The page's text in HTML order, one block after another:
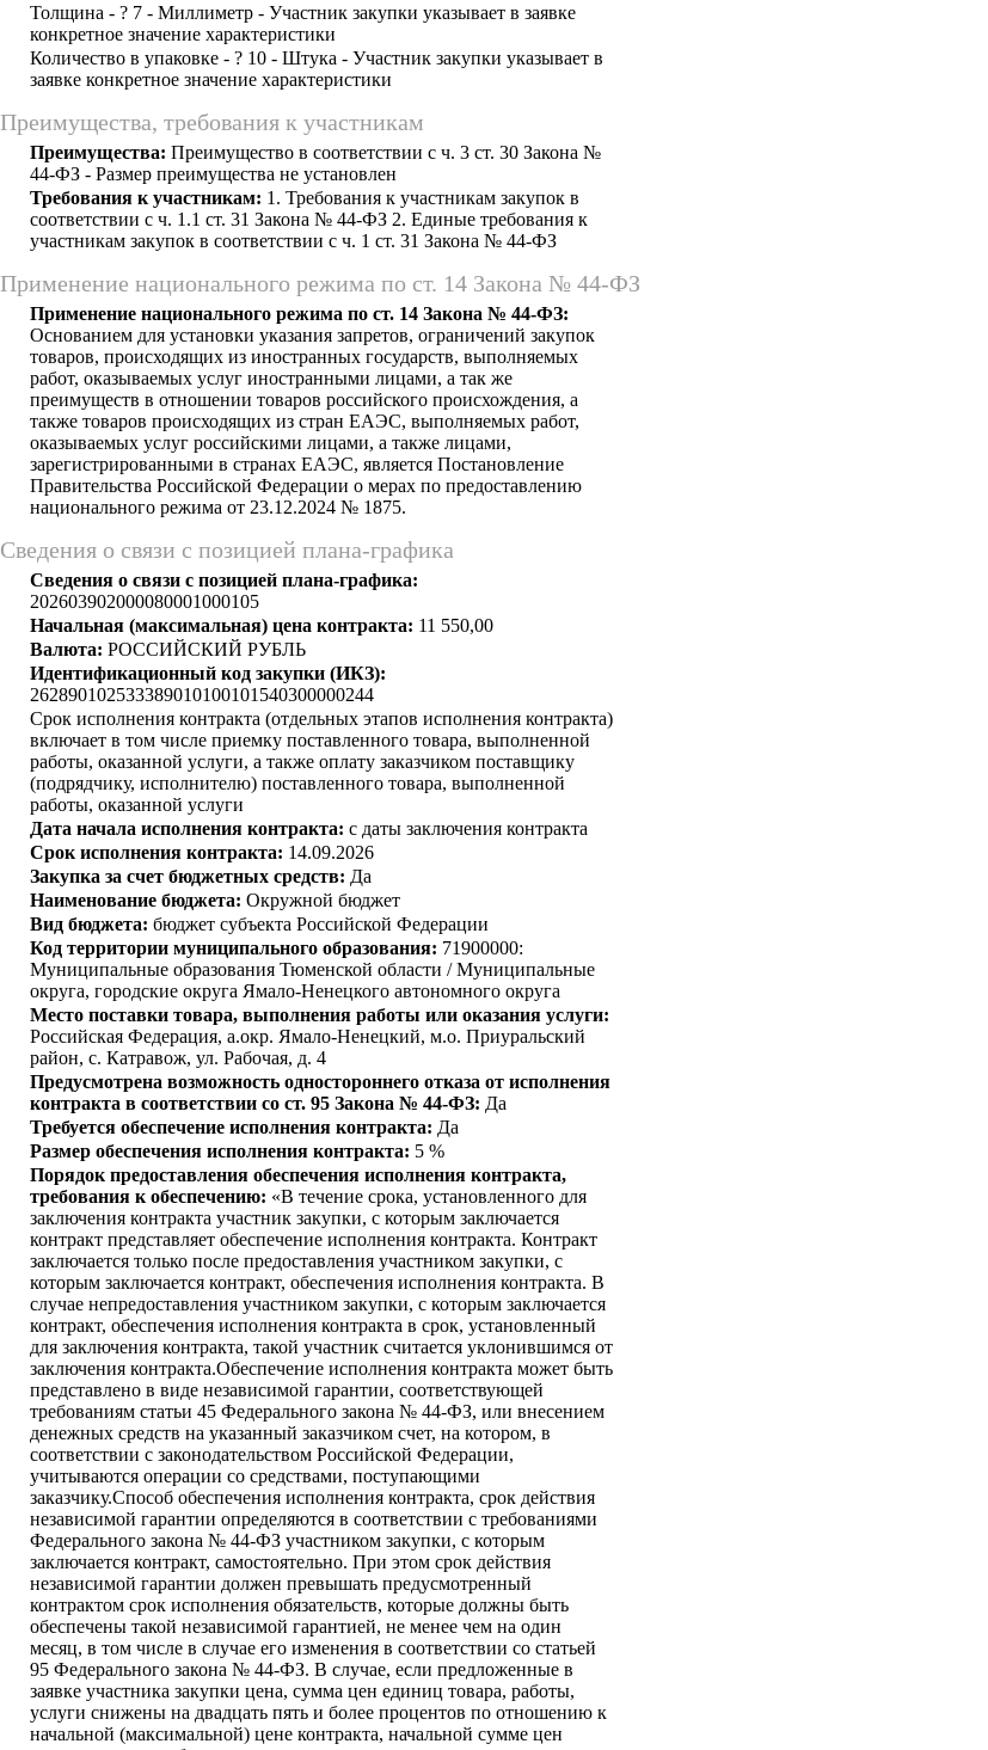
Толщина - ? 7 - Миллиметр - Участник закупки указывает в заявке
конкретное значение характеристики
Количество в упаковке - ? 10 - Штука - Участник закупки указывает в
заявке конкретное значение характеристики
Преимущества, требования к участникам
Преимущества: Преимущество в соответствии с ч. 3 ст. 30 Закона №
44-ФЗ - Размер преимущества не установлен
Требования к участникам: 1. Требования к участникам закупок в
соответствии с ч. 1.1 ст. 31 Закона № 44-ФЗ 2. Единые требования к
участникам закупок в соответствии с ч. 1 ст. 31 Закона № 44-ФЗ
Применение национального режима по ст. 14 Закона № 44-ФЗ
Применение национального режима по ст. 14 Закона № 44-ФЗ:
Основанием для установки указания запретов, ограничений закупок
товаров, происходящих из иностранных государств, выполняемых
работ, оказываемых услуг иностранными лицами, а так же
преимуществ в отношении товаров российского происхождения, а
также товаров происходящих из стран ЕАЭС, выполняемых работ,
оказываемых услуг российскими лицами, а также лицами,
зарегистрированными в странах ЕАЭС, является Постановление
Правительства Российской Федерации о мерах по предоставлению
национального режима от 23.12.2024 № 1875.
Сведения о связи с позицией плана-графика
Сведения о связи с позицией плана-графика:
202603902000080001000105
Начальная (максимальная) цена контракта: 11 550,00
Валюта: РОССИЙСКИЙ РУБЛЬ
Идентификационный код закупки (ИКЗ):
262890102533389010100101540300000244
Срок исполнения контракта (отдельных этапов исполнения контракта)
включает в том числе приемку поставленного товара, выполненной
работы, оказанной услуги, а также оплату заказчиком поставщику
(подрядчику, исполнителю) поставленного товара, выполненной
работы, оказанной услуги
Дата начала исполнения контракта: с даты заключения контракта
Срок исполнения контракта: 14.09.2026
Закупка за счет бюджетных средств: Да
Наименование бюджета: Окружной бюджет
Вид бюджета: бюджет субъекта Российской Федерации
Код территории муниципального образования: 71900000:
Муниципальные образования Тюменской области / Муниципальные
округа, городские округа Ямало-Ненецкого автономного округа
Место поставки товара, выполнения работы или оказания услуги:
Российская Федерация, а.окр. Ямало-Ненецкий, м.о. Приуральский
район, с. Катравож, ул. Рабочая, д. 4
Предусмотрена возможность одностороннего отказа от исполнения
контракта в соответствии со ст. 95 Закона № 44-ФЗ: Да
Требуется обеспечение исполнения контракта: Да
Размер обеспечения исполнения контракта: 5 %
Порядок предоставления обеспечения исполнения контракта,
требования к обеспечению: «В течение срока, установленного для
заключения контракта участник закупки, с которым заключается
контракт представляет обеспечение исполнения контракта. Контракт
заключается только после предоставления участником закупки, с
которым заключается контракт, обеспечения исполнения контракта. В
случае непредоставления участником закупки, с которым заключается
контракт, обеспечения исполнения контракта в срок, установленный
для заключения контракта, такой участник считается уклонившимся от
заключения контракта.Обеспечение исполнения контракта может быть
представлено в виде независимой гарантии, соответствующей
требованиям статьи 45 Федерального закона № 44-ФЗ, или внесением
денежных средств на указанный заказчиком счет, на котором, в
соответствии с законодательством Российской Федерации,
учитываются операции со средствами, поступающими
заказчику.Способ обеспечения исполнения контракта, срок действия
независимой гарантии определяются в соответствии с требованиями
Федерального закона № 44-ФЗ участником закупки, с которым
заключается контракт, самостоятельно. При этом срок действия
независимой гарантии должен превышать предусмотренный
контрактом срок исполнения обязательств, которые должны быть
обеспечены такой независимой гарантией, не менее чем на один
месяц, в том числе в случае его изменения в соответствии со статьей
95 Федерального закона № 44-ФЗ. В случае, если предложенные в
заявке участника закупки цена, сумма цен единиц товара, работы,
услуги снижены на двадцать пять и более процентов по отношению к
начальной (максимальной) цене контракта, начальной сумме цен